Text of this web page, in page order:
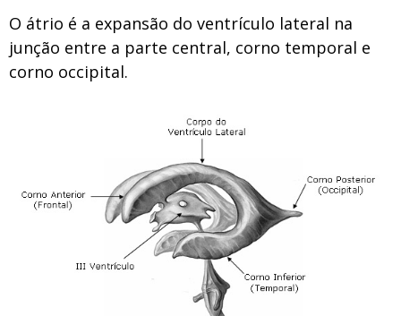
O átrio é a expansão do ventrículo lateral na
junção entre a parte central, corno temporal e
corno occipital.